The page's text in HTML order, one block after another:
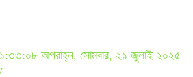
অপরাহ্ন, সোমবার, ২১ জুলাই ২০২৫